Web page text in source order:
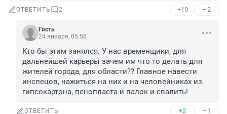
ОТВЕТИТЬ 2 +10 –2
Гость
24 января, 05:56
Кто бы этим занялся. У нас временщики, для
дальнейшей карьеры зачем им что то делать для
жителей города, для области?? Главное навести
инспецов, нажиться на них и на человейниках из
гипсокартона, пенопласта и палок и свалить!
ОТВЕТИТЬ +2 –1